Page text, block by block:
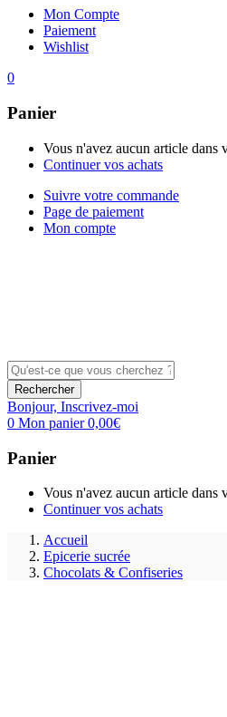
Mon Compte
Paiement
Wishlist
0
Panier
Vous n'avez aucun article dans
Continuer vos achats
Suivre votre commande
Page de paiement
Mon compte
Rechercher
Bonjour, Inscrivez-moi
0 Mon panier0,00€
Panier
Vous n'avez aucun article dans
Continuer vos achats
Accueil
Epicerie sucrée
Chocolats & Confiseries